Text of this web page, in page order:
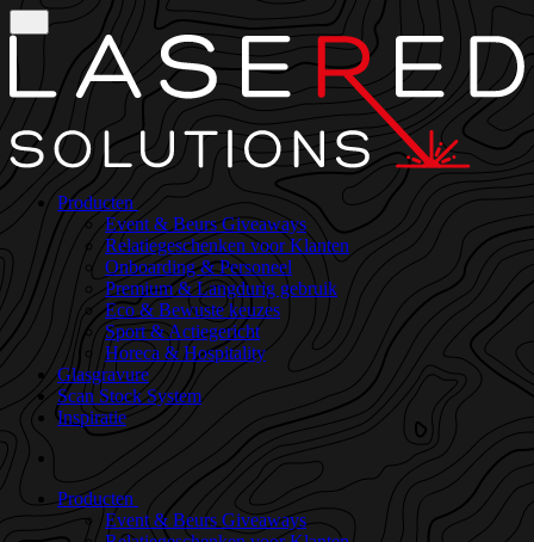
Producten
Event & Beurs Giveaways
Relatiegeschenken voor Klanten
Onboarding & Personeel
Premium & Langdurig gebruik
Eco & Bewuste keuzes
Sport & Actiegericht
Horeca & Hospitality
Glasgravure
Scan Stock System
Inspiratie
Producten
Event & Beurs Giveaways